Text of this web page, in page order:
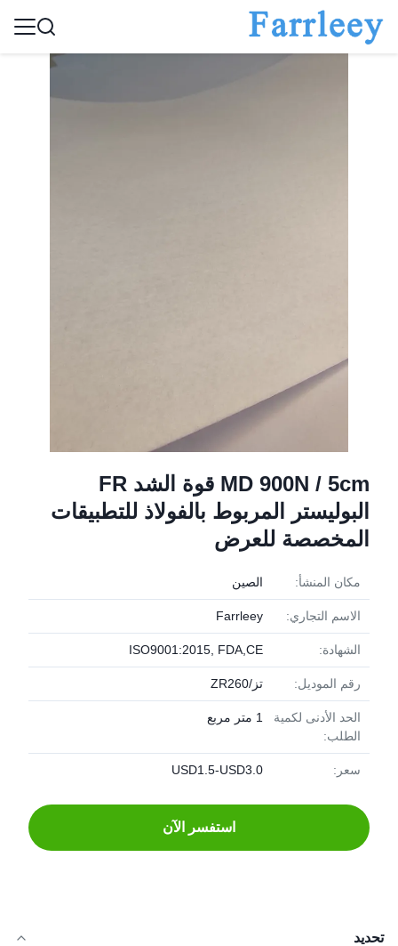
MD 900N / 5cm قوة الشد FR
البوليستر المربوط بالفولاذ للتطبيقات
المخصصة للعرض
مكان المنشأ: الصين
الاسم التجاري: Farrleey
الشهادة: ISO9001:2015, FDA,CE
رقم الموديل: تز/ZR260
الحد الأدنى لكمية
الطلب:
1 متر مربع
سعر: USD1.5-USD3.0
استفسر الآن
تحديد